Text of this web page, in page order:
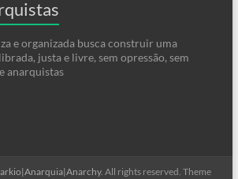
e organizada busca construir uma
justa e livre, sem opressão, sem
anarquistas
. All rights reserved. Theme